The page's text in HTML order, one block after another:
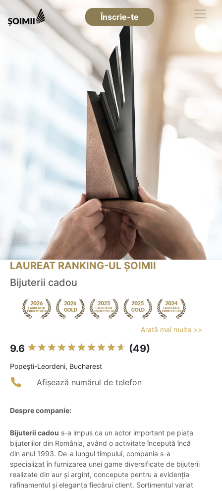
Înscrie-te
LAUREAT RANKING-UL ȘOIMII
Bijuterii cadou
Arată mai multe >>
9.6 (49)
Popeşti-Leordeni, Bucharest
Afișează numărul de telefon
Despre companie:
Bijuterii cadou s-a impus ca un actor important pe piața
bijuteriilor din România, având o activitate începută încă
din anul 1993. De-a lungul timpului, compania s-a
specializat în furnizarea unei game diversificate de bijuterii
realizate din aur și argint, concepute pentru a evidenția
rafinamentul și eleganța fiecărui client. Sortimentul variat